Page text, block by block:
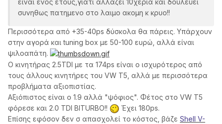
ειναι ενος ετους,γιατι αλλαζει 10χερια και δουλευει
συνηθως πατημενο στο λαιμο ακομη κ κρυο!!
Περισσότερα από +35-40ps δύσκολα θα πάρεις. Υπάρχουν
στην αγορά και tuning box με 50-100 ευρώ, αλλά είναι
ψιλοαπάτη.
Ο κινητήρας 2.5TDI με τα 174ps είναι ο ισχυρότερος από
τους άλλους κινητήρες του VW Τ5, αλλά με περισσότερα
προβλήματα αξιοπιστίας.
Αξιόπιστος είναι ο 1.9 αλλά "ψόφιος". Φέτος στο VW Τ5
φόρεσε και 2.0 TDI BITURBO!!
Έχει 180ps.
Επίσης εφόσον δεν σ απασχολεί το κόστος, βάζε Shell V-